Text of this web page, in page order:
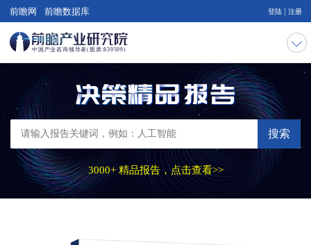
前瞻网 前瞻数据库 登陆 注册
搜索
3000+ 精品报告，点击查看>>